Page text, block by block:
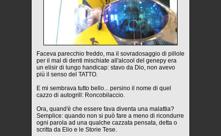
Faceva parecchio freddo, ma il sovradosaggio di pillole
per il mal di denti mischiate all'alcool del genepy era
un elisir di lungo handicap: stavo da Dio, non avevo
più il senso del TATTO.
E mi sembrava tutto bello... persino il nome di quel
cazzo di autogrill: Roncobilaccio.
Ora, quand'è che essere fava diventa una malattia?
Semplice: quando non si può fare a meno di ricondurre
ogni parola ad una qualche cazzata pensata, detta o
scritta da Elio e le Storie Tese.